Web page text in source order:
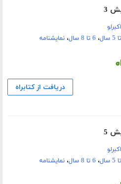
3
، 6 تا 8 سال ،نمایشنامه
دریافت از کتابراه
5
، 6 تا 8 سال ،نمایشنامه